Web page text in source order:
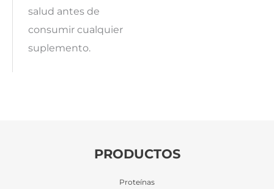
salud antes de
consumir cualquier
suplemento.
PRODUCTOS
Proteínas